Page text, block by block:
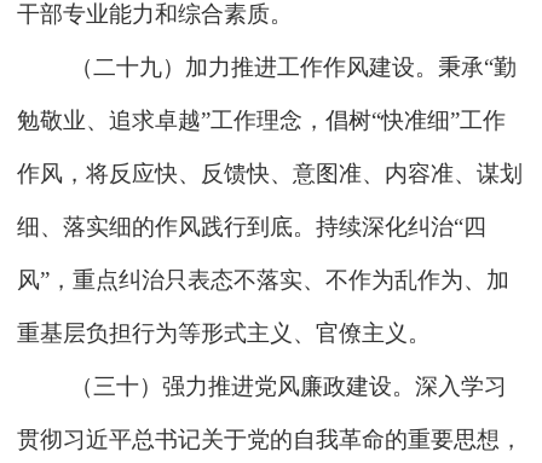
干部专业能力和综合素质。
（二十九）加力推进工作作风建设。秉承“勤
勉敬业、追求卓越”工作理念，倡树“快准细”工作
作风，将反应快、反馈快、意图准、内容准、谋划
细、落实细的作风践行到底。持续深化纠治“四
风”，重点纠治只表态不落实、不作为乱作为、加
重基层负担行为等形式主义、官僚主义。
（三十）强力推进党风廉政建设。深入学习
贯彻习近平总书记关于党的自我革命的重要思想，